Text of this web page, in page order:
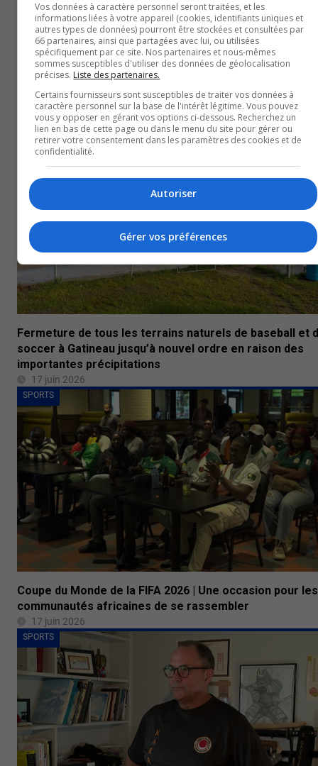
Des terrains de tennis en piètre état : impossible
un nouveau tournoi à Gatineau
17 juin 2026
SPORTS
Fermeture de tous les terrains naturels de baseball et
soccer à Gatineau jusqu’à nouvel ordre en raison des
importantes précipitations
17 juin 2026
SPORTS
Coupe du Monde de la FIFA 2026 | Une occasion pour les
communautés africaines de se rassembler
17 juin 2026
SPORTS
Vos données à caractère personnel seront traitées, et les
informations liées à votre appareil (cookies, identifiants uniques et
autres types de données) pourront être stockées et consultées par
66 partenaires, ainsi que partagées avec lui, ou utilisées
spécifiquement par ce site. Nos partenaires et nous-mêmes
sommes susceptibles d'utiliser des données de géolocalisation
précises. Liste des partenaires.
Certains fournisseurs sont susceptibles de traiter vos données à
caractère personnel sur la base de l'intérêt légitime. Vous pouvez
vous y opposer en gérant vos options ci-dessous. Recherchez un
lien en bas de cette page ou dans le menu du site pour gérer ou
retirer votre consentement dans les paramètres des cookies et de
confidentialité.
Autoriser
Gérer vos préférences